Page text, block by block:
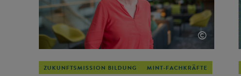
©
ZUKUNFTSMISSION BILDUNG MINT-FACHKRÄFTE